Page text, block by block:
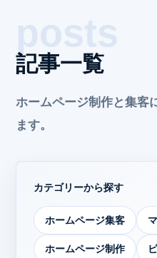
記事一覧
ホームページ制作と集客
ます。
カテゴリーから探す
ホームページ集客
ホームページ制作